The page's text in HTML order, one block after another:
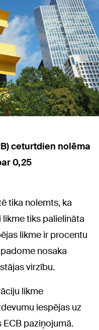
ceturtdien nolēma
0,25
tika nolemts, ka
tiks palielināta
likme ir procentu
nosaka
virzību.
likme
iespējas uz
paziņojumā.